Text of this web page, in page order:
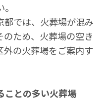
都では、⽕葬場が混み
ため、⽕葬場の空き
外の⽕葬場をご案内す
ことの多い⽕葬場